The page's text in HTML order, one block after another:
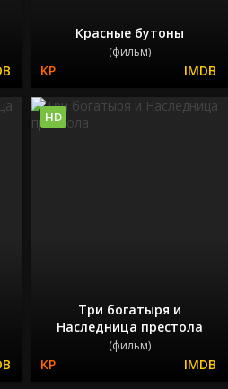
Красные бутоны
(фильм)
Три богатыря и
Наследница престола
(фильм)
HD